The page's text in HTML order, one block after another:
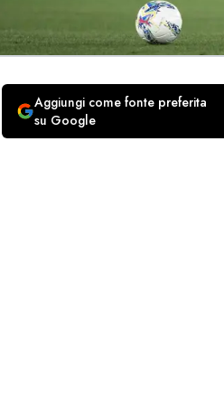
Aggiungi come fonte preferita
su Google